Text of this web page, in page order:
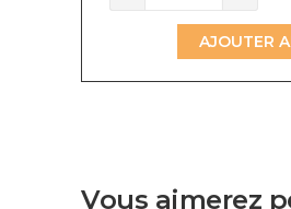
de
Grandes
inventions
(Colombie-
AJOUTER
Vous aimerez